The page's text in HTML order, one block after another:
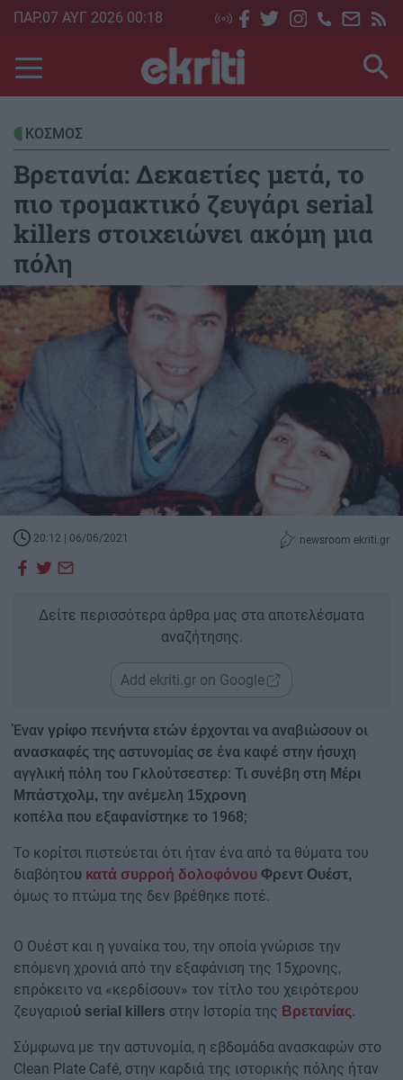
Skip
main
content
ΠΑΡ.07 ΑΥΓ 2026 00:18
ΚΟΣΜΟΣ
Βρετανία: Δεκαετίες μετά, το
πιο τρομακτικό ζευγάρι serial
killers στοιχειώνει ακόμη μια
πόλη
20:12 | 06/06/2021 newsroom ekriti.gr
Δείτε περισσότερα άρθρα μας στα αποτελέσματα
αναζήτησης.
Add ekriti.gr on Google
Έναν γρίφο πενήντα ετών έρχονται να αναβιώσουν οι
ανασκαφές της αστυνομίας σε ένα καφέ στην ήσυχη
αγγλική πόλη του Γκλούτσεστερ: Τι συνέβη στη Μέρι
Μπάστχολμ, την ανέμελη 15χρονη
κοπέλα που εξαφανίστηκε το 1968;
Το κορίτσι πιστεύεται ότι ήταν ένα από τα θύματα του
διαβόητου κατά συρροή δολοφόνου Φρεντ Ουέστ,
όμως το πτώμα της δεν βρέθηκε ποτέ.
Ο Ουέστ και η γυναίκα του, την οποία γνώρισε την
επόμενη χρονιά από την εξαφάνιση της 15χρονης,
επρόκειτο να «κερδίσουν» τον τίτλο του χειρότερου
ζευγαριού serial killers στην Ιστορία της Βρετανίας.
Σύμφωνα με την αστυνομία, η εβδομάδα ανασκαφών στο
Clean Plate Café, στην καρδιά της ιστορικής πόλης ήταν